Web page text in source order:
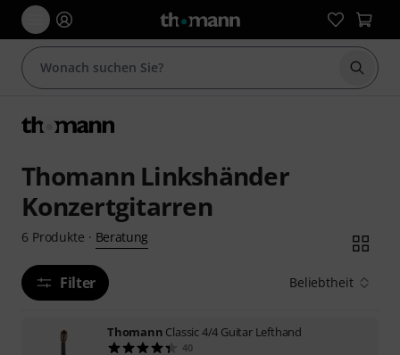
Suche
Thomann Linkshänder
Konzertgitarren
6 Produkte · Beratung
Filter Beliebtheit
Thomann Classic 4/4 Guitar Lefthand
40